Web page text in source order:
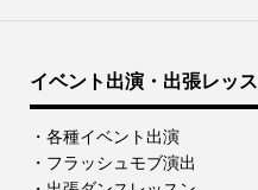
イベント出演・出張レッ
・各種イベント出演
・フラッシュモブ演出